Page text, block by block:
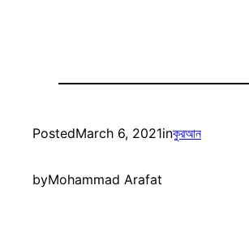
PostedMarch 6, 2021inকুরআন
byMohammad Arafat